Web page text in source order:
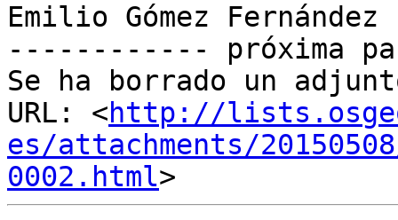
Emilio Gómez Fernández
------------ próxima
Se ha borrado un
URL: <http://
es/attachments/
0002.html